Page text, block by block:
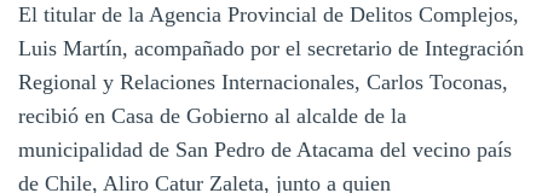
El titular de la Agencia Provincial de Delitos Complejos,
Luis Martín, acompañado por el secretario de Integración
Regional y Relaciones Internacionales, Carlos Toconas,
recibió en Casa de Gobierno al alcalde de la
municipalidad de San Pedro de Atacama del vecino país
de Chile, Aliro Catur Zaleta, junto a quien